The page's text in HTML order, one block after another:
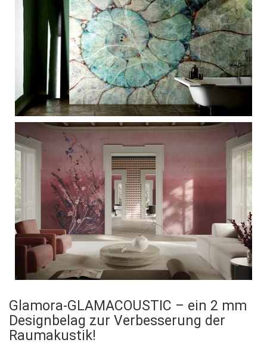
Glamora-GLAMACOUSTIC – ein 2 mm
Designbelag zur Verbesserung der
Raumakustik!